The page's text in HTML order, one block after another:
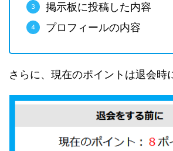
掲示板に投稿した内容
プロフィールの内容
さらに、現在のポイントは退会時